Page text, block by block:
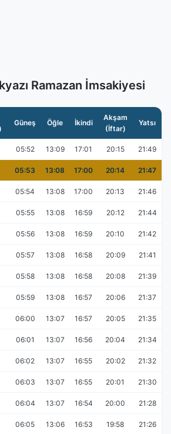
Ramazan İmsakiyesi
Güneş Öğle İkindi
Akşam
(İftar)
Yatsı
05:52 13:09 17:01 20:15 21:49
05:53 13:08 17:00 20:14 21:47
05:54 13:08 17:00 20:13 21:46
05:55 13:08 16:59 20:12 21:44
05:56 13:08 16:59 20:10 21:42
05:57 13:08 16:58 20:09 21:41
05:58 13:08 16:58 20:08 21:39
05:59 13:08 16:57 20:06 21:37
06:00 13:07 16:57 20:05 21:35
06:01 13:07 16:56 20:04 21:34
06:02 13:07 16:55 20:02 21:32
06:03 13:07 16:55 20:01 21:30
06:04 13:07 16:54 20:00 21:28
06:05 13:06 16:53 19:58 21:26